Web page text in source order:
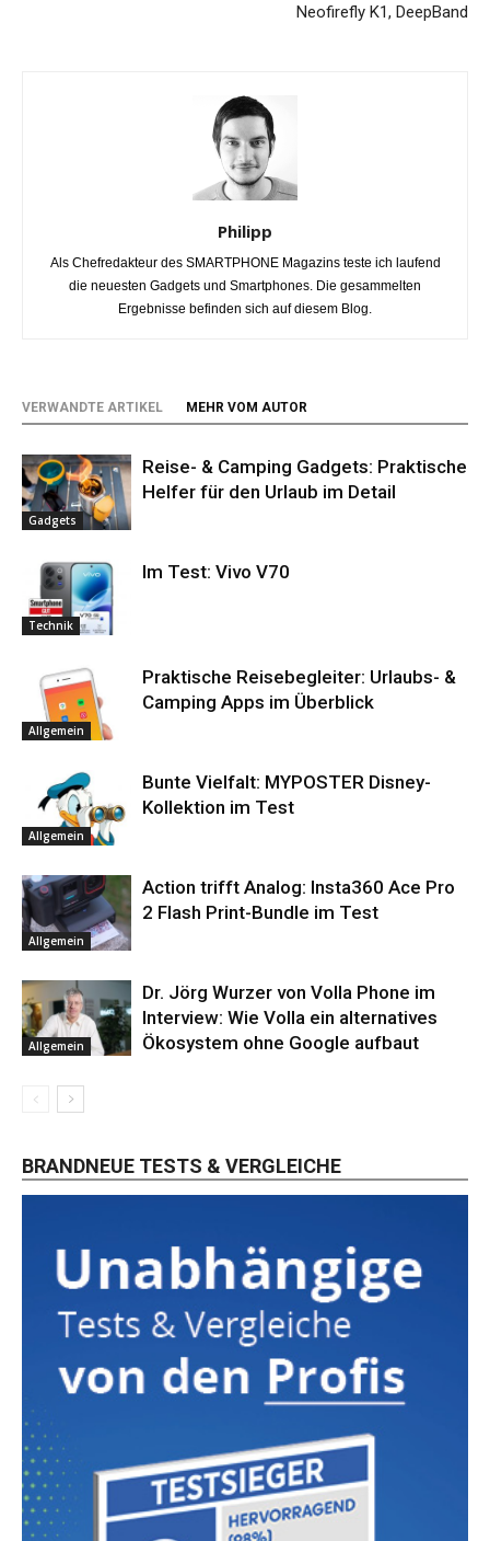
Neofirefly K1, DeepBand
Philipp
Als Chefredakteur des SMARTPHONE Magazins teste ich laufend
die neuesten Gadgets und Smartphones. Die gesammelten
Ergebnisse befinden sich auf diesem Blog.
VERWANDTE ARTIKEL MEHR VOM AUTOR
Gadgets
Reise- & Camping Gadgets: Praktische
Helfer für den Urlaub im Detail
Technik
Im Test: Vivo V70
Allgemein
Praktische Reisebegleiter: Urlaubs- &
Camping Apps im Überblick
Allgemein
Bunte Vielfalt: MYPOSTER Disney-
Kollektion im Test
Allgemein
Action trifft Analog: Insta360 Ace Pro
2 Flash Print-Bundle im Test
Allgemein
Dr. Jörg Wurzer von Volla Phone im
Interview: Wie Volla ein alternatives
Ökosystem ohne Google aufbaut
BRANDNEUE TESTS & VERGLEICHE